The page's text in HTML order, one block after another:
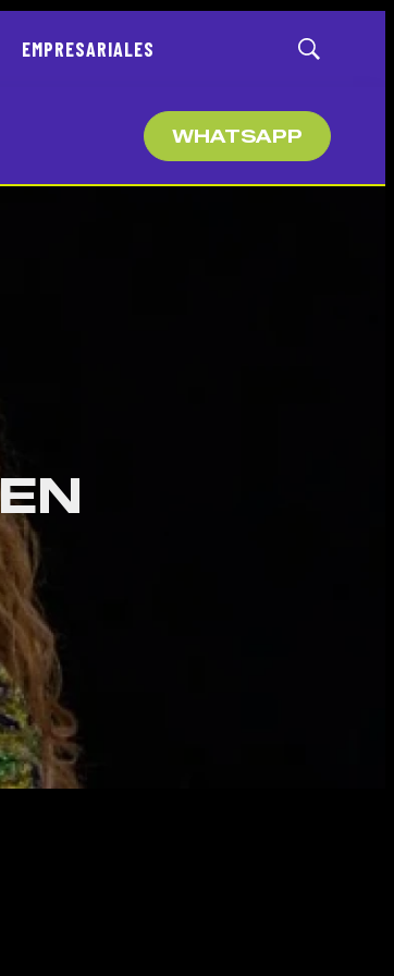
EMPRESARIALES
Mostrar
WHATSAPP